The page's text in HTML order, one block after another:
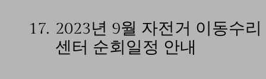
17. 2023년 9월 자전거 이동수리
센터 순회일정 안내